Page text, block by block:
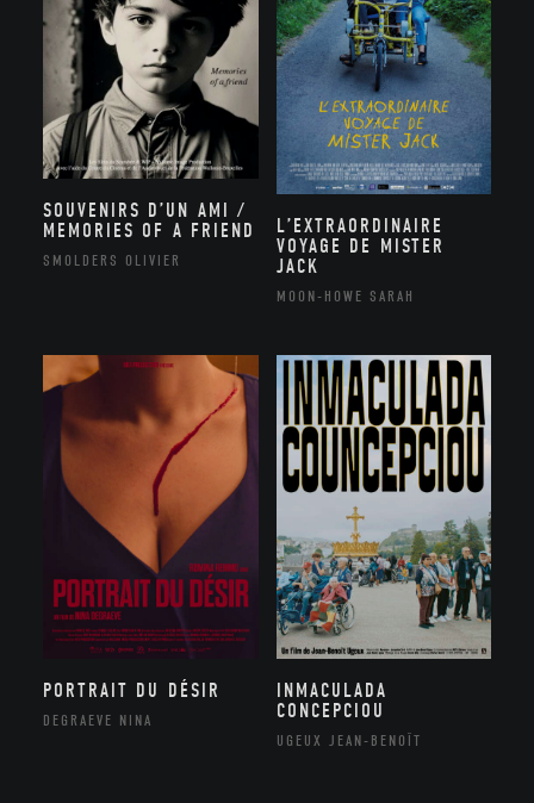
SOUVENIRS D’UN AMI /
MEMORIES OF A FRIEND
SMOLDERS OLIVIER
L’EXTRAORDINAIRE
VOYAGE DE MISTER
JACK
MOON-HOWE SARAH
PORTRAIT DU DÉSIR
DEGRAEVE NINA
INMACULADA
CONCEPCIOU
UGEUX JEAN-BENOÎT